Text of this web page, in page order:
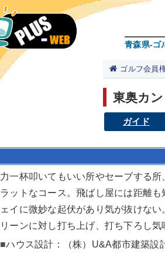
青森県-ゴ
ゴルフ会員
東奥カ
ガイド
力一杯叩いてもいい所やセーブする
ラットなコース。飛ばし屋には距離
ェイに微妙な起伏があり気が抜けな
リーンに対し打ち上げ、打ち下ろし
■ハウス設計：（株）U&A都市建築設